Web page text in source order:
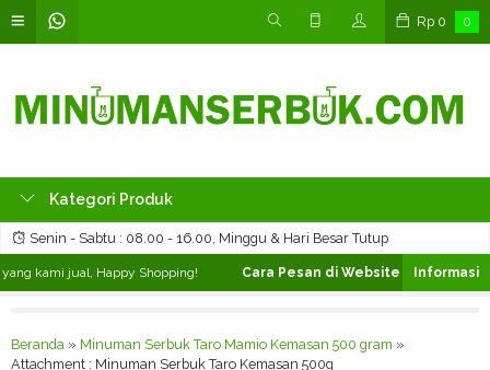
Rp 0 0
Kategori Produk
Senin - Sabtu : 08.00 - 16.00, Minggu & Hari Besar Tutup
kami jual, Happy Shopping! Cara Pesan di Website ❯ Silahkan
Beranda » Minuman Serbuk Taro Mamio Kemasan 500 gram »
Attachment : Minuman Serbuk Taro Kemasan 500g